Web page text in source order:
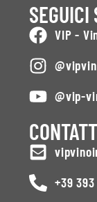
SEGUICI
VIP -
@vip-
+39